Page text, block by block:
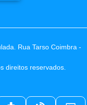
Rua Tarso Coimbra -
direitos reservados.